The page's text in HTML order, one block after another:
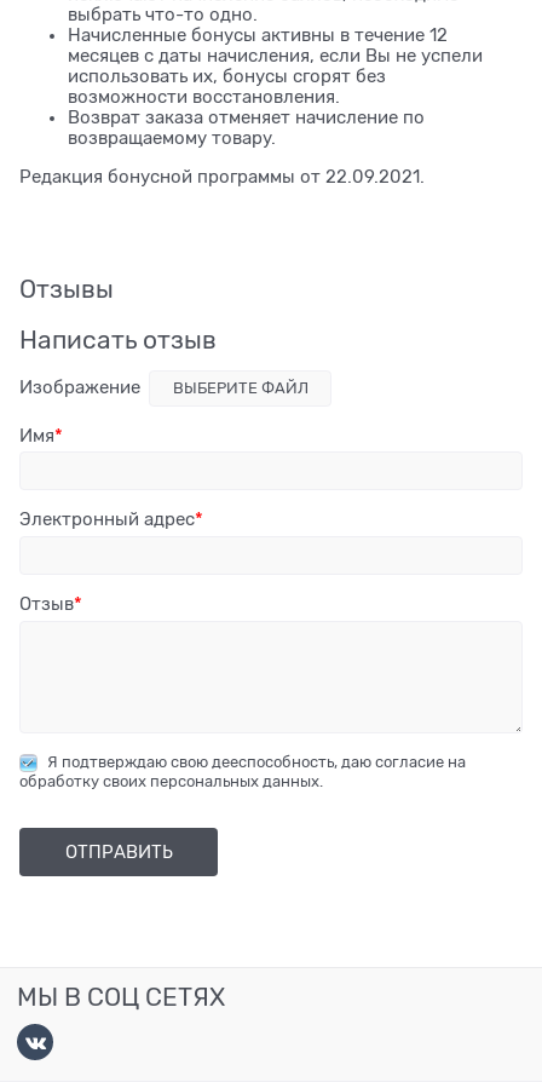
выбрать что-то одно.
Начисленные бонусы активны в течение 12
месяцев с даты начисления, если Вы не успели
использовать их, бонусы сгорят без
возможности восстановления.
Возврат заказа отменяет начисление по
возвращаемому товару.
Редакция бонусной программы от 22.09.2021.
Отзывы
Написать отзыв
Изображение ВЫБЕРИТЕ ФАЙЛ
Имя
Электронный адрес
Отзыв
Я подтверждаю свою дееспособность, даю согласие на
обработку своих персональных данных.
МЫ В СОЦ СЕТЯХ